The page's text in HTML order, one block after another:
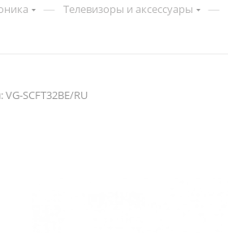
— Телевизоры и аксессуары —
VG-SCFT32BE/RU